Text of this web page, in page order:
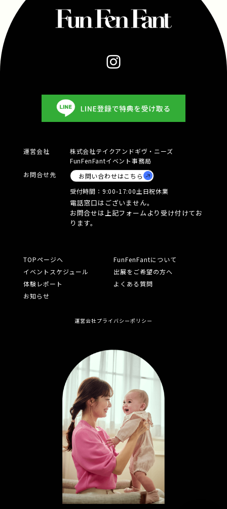
運営会社
株式会社テイクアンドギヴ・ニーズ
FunFenFantイベント事務局
お問合せ先
お問い合わせはこちら
受付時間： 9:00-17:00土日祝休業
電話窓口はございません。
お問合せは上記フォームより受け付けてお
ります。
TOPページへ
イベントスケジュール
体験レポート
お知らせ
FunFenFantについて
出展をご希望の方へ
よくある質問
運営会社プライバシーポリシー